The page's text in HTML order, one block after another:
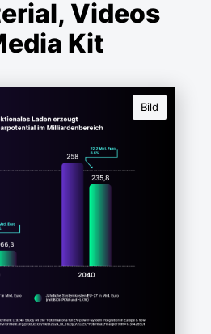
Videos
Kit
Bild